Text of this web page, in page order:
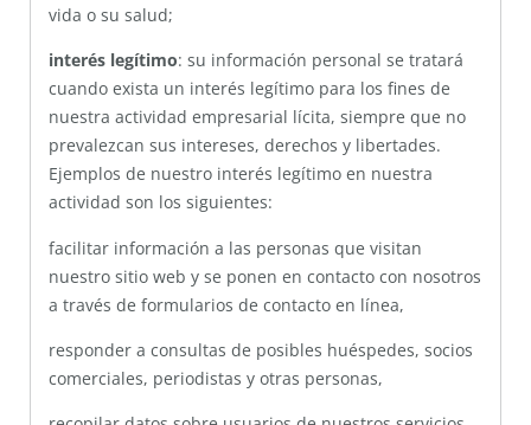
vida o su salud;
interés legítimo: su información personal se tratará
cuando exista un interés legítimo para los fines de
nuestra actividad empresarial lícita, siempre que no
prevalezcan sus intereses, derechos y libertades.
Ejemplos de nuestro interés legítimo en nuestra
actividad son los siguientes:
facilitar información a las personas que visitan
nuestro sitio web y se ponen en contacto con nosotros
a través de formularios de contacto en línea,
responder a consultas de posibles huéspedes, socios
comerciales, periodistas y otras personas,